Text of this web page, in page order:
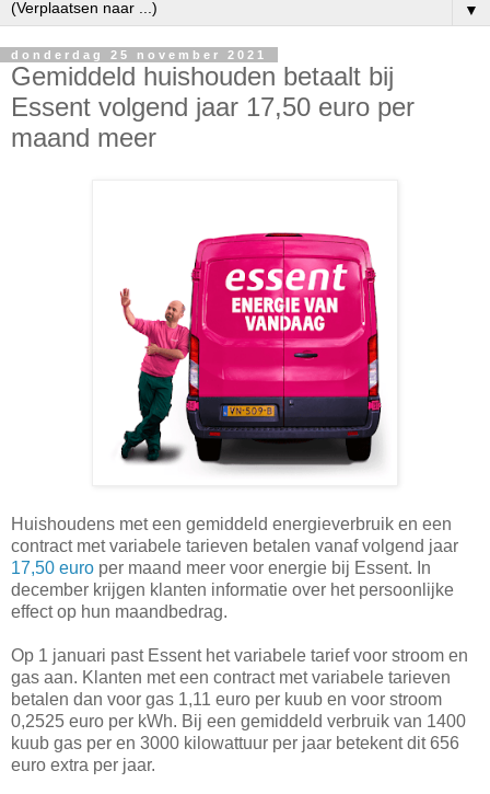
▼
donderdag 25 november 2021
Gemiddeld huishouden betaalt bij
Essent volgend jaar 17,50 euro per
maand meer
Huishoudens met een gemiddeld energieverbruik en een
contract met variabele tarieven betalen vanaf volgend jaar
17,50 euro per maand meer voor energie bij Essent. In
december krijgen klanten informatie over het persoonlijke
effect op hun maandbedrag.
Op 1 januari past Essent het variabele tarief voor stroom en
gas aan. Klanten met een contract met variabele tarieven
betalen dan voor gas 1,11 euro per kuub en voor stroom
0,2525 euro per kWh. Bij een gemiddeld verbruik van 1400
kuub gas per en 3000 kilowattuur per jaar betekent dit 656
euro extra per jaar.